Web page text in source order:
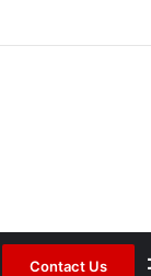
Contact Us